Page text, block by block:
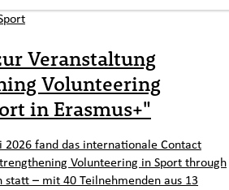
Veranstaltung
Volunteering
in Erasmus+"
2026 fand das internationale Contact
Volunteering in Sport through
statt – mit 40 Teilnehmenden aus 13